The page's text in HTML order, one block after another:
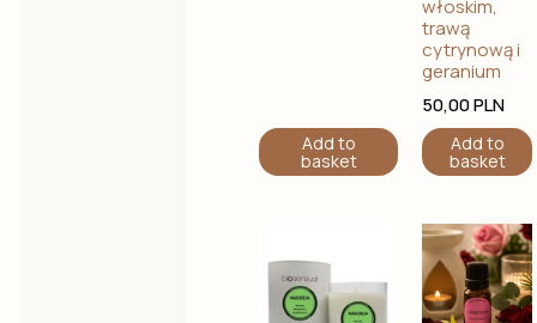
Add to
basket
włoskim,
trawą
cytrynową i
geranium
50,00PLN
Add to
basket